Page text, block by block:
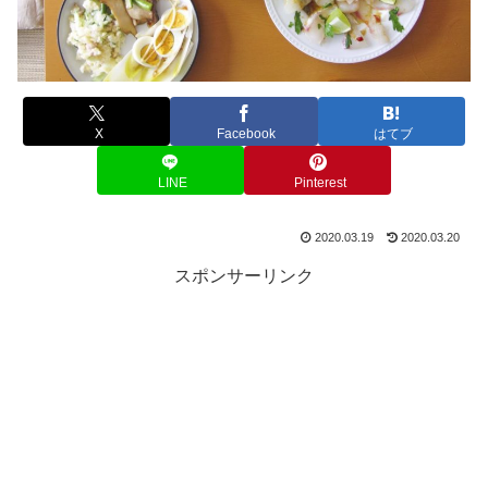
X Facebook はてブ
LINE Pinterest
2020.03.19 2020.03.20
スポンサーリンク